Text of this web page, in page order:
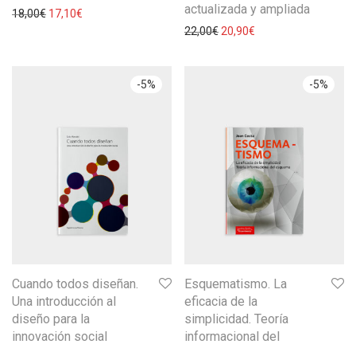
18,00€ 17,10€
actualizada y ampliada
22,00€ 20,90€
-5%
Cuando todos diseñan.
Una introducción al
diseño para la
innovación social
-5%
Esquematismo. La
eficacia de la
simplicidad. Teoría
informacional del